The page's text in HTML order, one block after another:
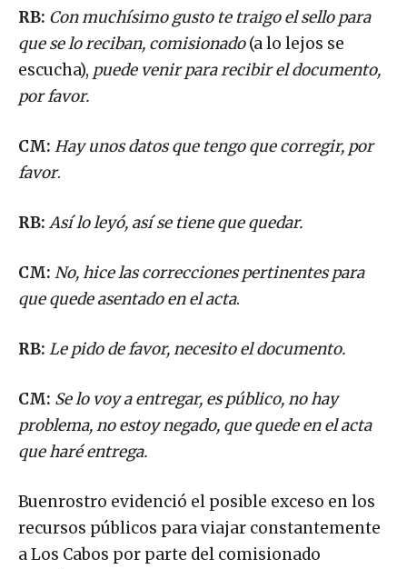
RB: Con muchísimo gusto te traigo el sello para
que se lo reciban, comisionado(a lo lejos se
escucha), puede venir para recibir el documento,
por favor.
CM: Hay unos datos que tengo que corregir, por
favor.
RB: Así lo leyó, así se tiene que quedar.
CM: No, hice las correcciones pertinentes para
que quede asentado en el acta.
RB: Le pido de favor, necesito el documento.
CM: Se lo voy a entregar, es público, no hay
problema, no estoy negado, que quede en el acta
que haré entrega.
Buenrostro evidenció el posible exceso en los
recursos públicos para viajar constantemente
a Los Cabos por parte del comisionado